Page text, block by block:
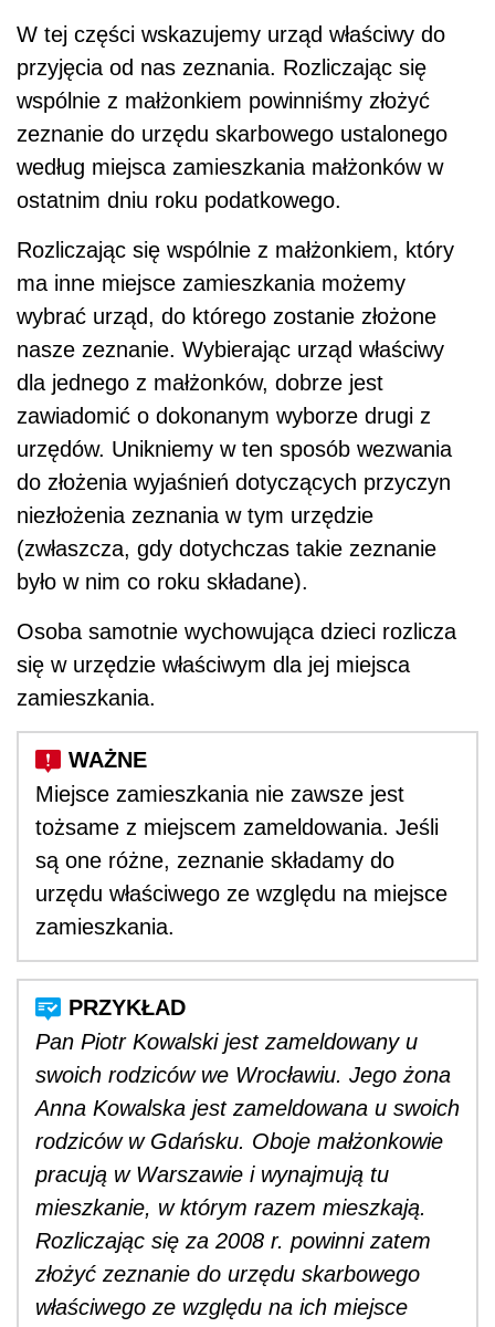
W tej części wskazujemy urząd właściwy do
przyjęcia od nas zeznania. Rozliczając się
wspólnie z małżonkiem powinniśmy złożyć
zeznanie do urzędu skarbowego ustalonego
według miejsca zamieszkania małżonków w
ostatnim dniu roku podatkowego.
Rozliczając się wspólnie z małżonkiem, który
ma inne miejsce zamieszkania możemy
wybrać urząd, do którego zostanie złożone
nasze zeznanie. Wybierając urząd właściwy
dla jednego z małżonków, dobrze jest
zawiadomić o dokonanym wyborze drugi z
urzędów. Unikniemy w ten sposób wezwania
do złożenia wyjaśnień dotyczących przyczyn
niezłożenia zeznania w tym urzędzie
(zwłaszcza, gdy dotychczas takie zeznanie
było w nim co roku składane).
Osoba samotnie wychowująca dzieci rozlicza
się w urzędzie właściwym dla jej miejsca
zamieszkania.
Miejsce zamieszkania nie zawsze jest
tożsame z miejscem zameldowania. Jeśli
są one różne, zeznanie składamy do
urzędu właściwego ze względu na miejsce
zamieszkania.
Pan Piotr Kowalski jest zameldowany u
swoich rodziców we Wrocławiu. Jego żona
Anna Kowalska jest zameldowana u swoich
rodziców w Gdańsku. Oboje małżonkowie
pracują w Warszawie i wynajmują tu
mieszkanie, w którym razem mieszkają.
Rozliczając się za 2008 r. powinni zatem
złożyć zeznanie do urzędu skarbowego
właściwego ze względu na ich miejsce